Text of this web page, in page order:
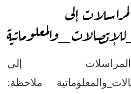
إلى
إلى
ملاحظة: